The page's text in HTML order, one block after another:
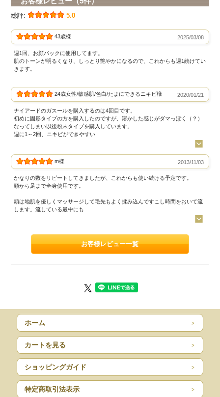
総評: 5.0
43歳様 2025/03/08
週1回、お顔パックに使用してます。
肌のトーンが明るくなり、しっとり艶やかになるので、これからも週1続けてい
きます。
24歳女性/敏感肌/色白/たまにできるニキビ様 2020/01/21
ナイアードのガスールを購入するのは4回目です。
初めに固形タイプの方を購入したのですが、溶かした感じがダマっぽく（？）
なってしまい以後粉末タイプを購入しています。
週に1～2回、ニキビができやすい
m様 2013/11/03
かなりの数をリピートしてきましたが、これからも使い続ける予定です。
頭から足まで全身使用です。
頭は地肌を優しくマッサージして毛先もよく揉み込んですこし時間をおいて流
します。流している最中にも
お客様レビュー一覧
ホーム
カートを見る
ショッピングガイド
特定商取引法表示